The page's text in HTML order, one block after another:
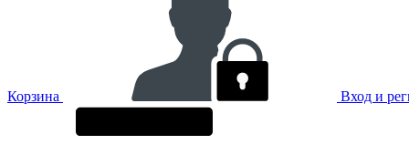
Корзина Вход и